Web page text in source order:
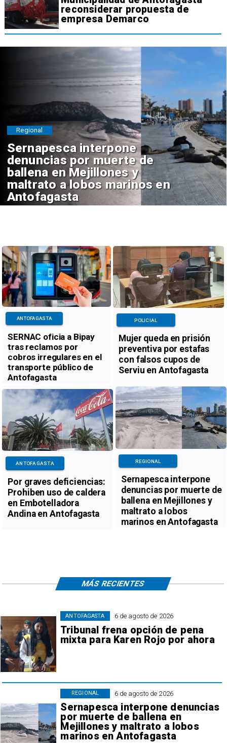
reconsiderar propuesta de
empresa Demarco
Sernapesca interpone
denuncias por muerte de
ballena en Mejillones y
maltrato a lobos marinos en
Antofagasta
Regional
SERNAC oficia a Bipay
tras reclamos por
cobros irregulares en el
transporte público de
Antofagasta
ANTOFAGASTA
Mujer queda en prisión
preventiva por estafas
con falsos cupos de
Serviu en Antofagasta
POLICIAL
Por graves deficiencias:
Prohiben uso de caldera
en Embotelladora
Andina en Antofagasta
ANTOFAGASTA
Sernapesca interpone
denuncias por muerte de
ballena en Mejillones y
maltrato a lobos
marinos en Antofagasta
REGIONAL
6 de agosto de 2026
Tribunal frena opción de pena
mixta para Karen Rojo por ahora
ANTOFAGASTA
6 de agosto de 2026
Sernapesca interpone denuncias
por muerte de ballena en
Mejillones y maltrato a lobos
marinos en Antofagasta
REGIONAL
MÁS RECIENTES